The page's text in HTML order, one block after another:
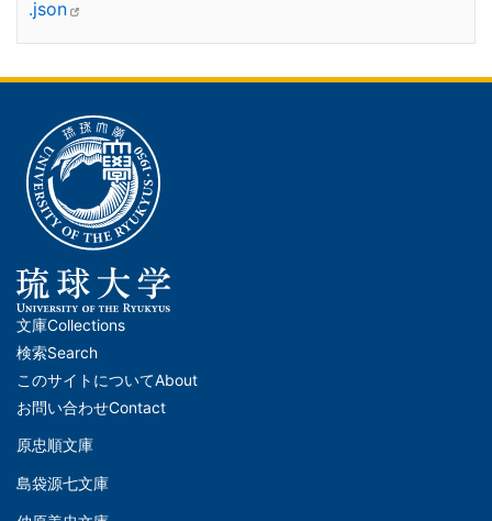
.json
メ
イ
ン
ナ
ビ
文庫Collections
検索Search
このサイトについてAbout
お問い合わせContact
文
原忠順文庫
島袋源七文庫